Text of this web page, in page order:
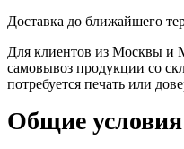
Доставка до ближайшего
Для клиентов из Москвы и
самовывоз продукции со
потребуется печать или
Общие